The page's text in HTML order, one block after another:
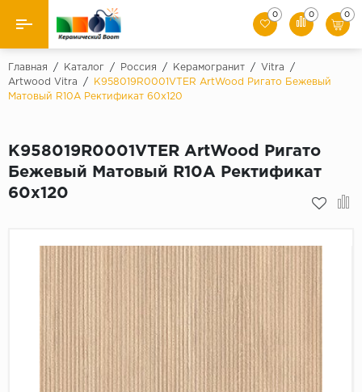
Назад
Производители
Керамогранит
Искусственный камень
Клинкер
0 0 0
Главная / Каталог / Россия / Керамогранит / Vitra
/
Artwood Vitra
/
K958019R0001VTER ArtWood Ригато Бежевый
Матовый R10A Ректификат 60х120
K958019R0001VTER ArtWood Ригато
Бежевый Матовый R10A Ректификат
60х120